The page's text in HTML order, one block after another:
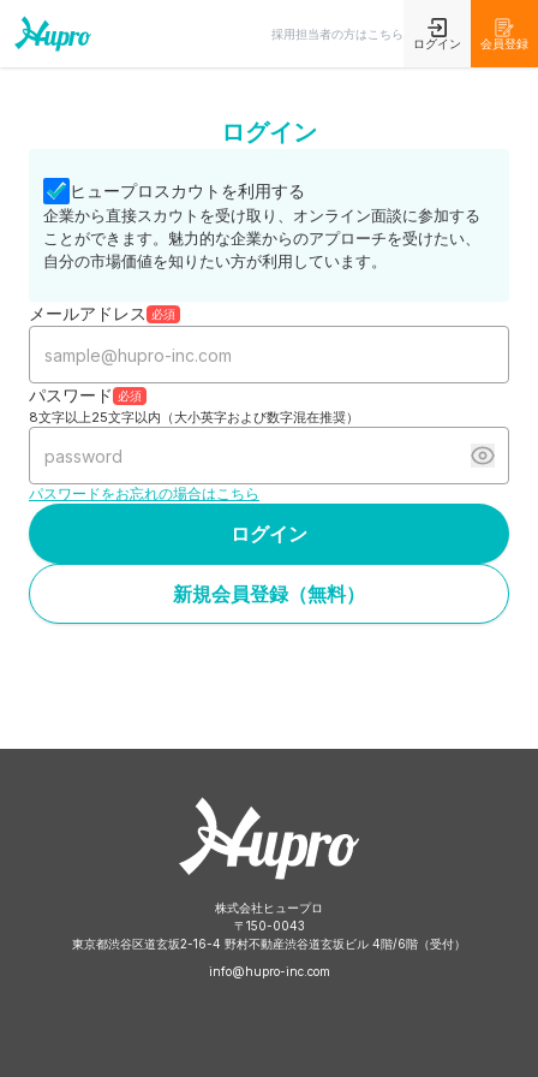
採用担当者の方はこちら
ログイン 会員登録
ログイン
ヒュープロスカウトを利用する
企業から直接スカウトを受け取り、オンライン面談に参加する
ことができます。魅力的な企業からのアプローチを受けたい、
自分の市場価値を知りたい方が利用しています。
メールアドレス 必須
パスワード 必須
8文字以上25文字以内（大小英字および数字混在推奨）
パスワードをお忘れの場合はこちら
ログイン
新規会員登録（無料）
株式会社ヒュープロ
〒 150-0043
東京都渋谷区道玄坂2-16-4 野村不動産渋谷道玄坂ビル 4階/6階（受付）
info@hupro-inc.com